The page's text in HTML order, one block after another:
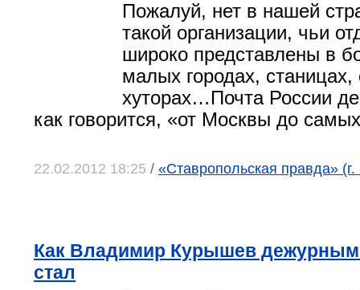
Пожалуй, нет в нашей
такой организации, чьи
широко представлены в
малых городах, станицах,
хуторах…Почта России
как говорится, «от Москвы до
22.02.2012 18:25 / «Ставропольская правда»
Как Владимир Курышев дежурным
стал